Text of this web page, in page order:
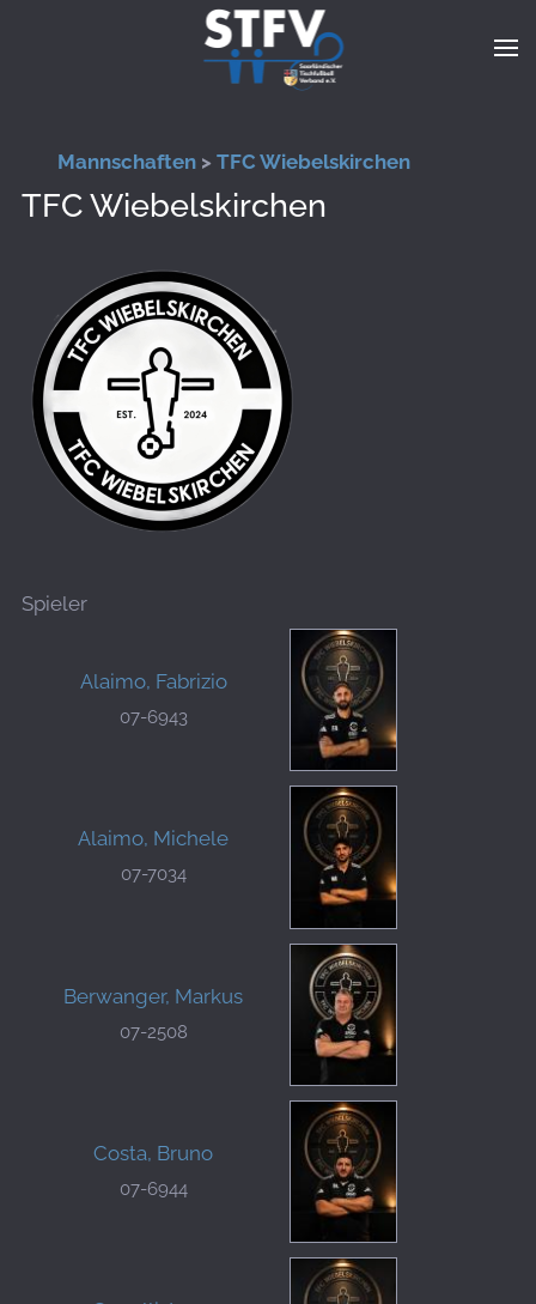
Zum Hauptinhalt springen
Mannschaften > TFC Wiebelskirchen
TFC Wiebelskirchen
Spieler
Alaimo, Fabrizio
07-6943
Alaimo, Michele
07-7034
Berwanger, Markus
07-2508
Costa, Bruno
07-6944